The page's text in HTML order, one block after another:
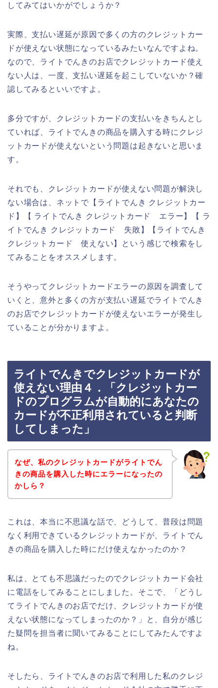
してみてはいかがでしょうか？
実際、支払い遅延が原因で多くの方のクレジットカー
ドが使えない状態になっているみたいなんですよね。
なので、ライトでんきのお店でクレジットカード使え
ない人は、一度、支払い遅延を起こしていないか？確
認してみるといいですよ。
多分ですが、クレジットカードの支払いをきちんとし
ていれば、ライトでんきの商品を購入する時にクレジ
ットカードが使えないという問題は起きないと思いま
す。
それでも、クレジットカードが使えない問題が解決し
ない場合は、ネットで【ライトでんき クレジットカー
ド】【 ライトでんき クレジットカード エラー】【 ラ
イトでんき クレジットカード 失敗】【ライトでんき
クレジットカード 使えない】という感じで検索をし
てみることをオススメします。
そうやってクレジットカードエラーの原因を調査して
いくと、意外と多くの方が支払い遅延でライトでんき
のお店でクレジットカードが使えないエラーが発生し
ていることが分かりますよ。
ライトでんきでクレジットカードが
使えない理由４．「クレジットカー
ドのプログラムが自動的にあなたの
カードが不正利用されていると判断
してしまった」
なぜ、私のクレジットカードがライトでん
きの商品を購入した時にエラーになったの
かしら？
これは、本当に不思議な話で、どうして、普段は問題
なく利用できているクレジットカードが、ライトでん
きの商品を購入した時にだけ使えなかったのか？
私は、とても不思議だったのでクレジットカード会社
に電話をしてみることにしました。そこで、「どうし
てライトでんきのお店でだけ、クレジットカードが使
えない状態になってしまったのか？」と、自分が感じ
た疑問を担当者に聞いてみることにしてみたんですよ
ね。
そしたら、ライトでんきのお店で利用した私のクレジ